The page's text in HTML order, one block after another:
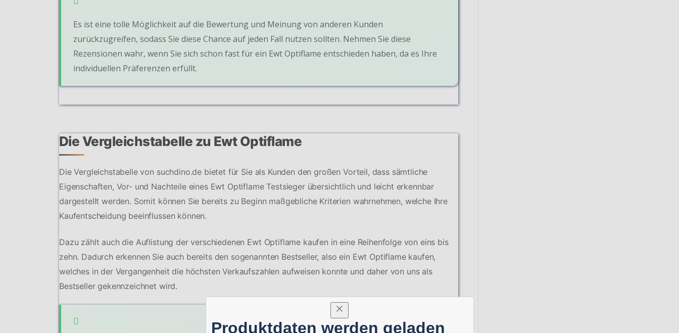
Produktdaten werden geladen
Es ist eine tolle Möglichkeit auf die Bewertung und Meinung von anderen Kunden
zurückzugreifen, sodass Sie diese Chance auf jeden Fall nutzen sollten. Nehmen Sie diese
Rezensionen wahr, wenn Sie sich schon fast für ein Ewt Optiflame entschieden haben, da es Ihre
individuellen Präferenzen erfüllt.
Die Vergleichstabelle zu Ewt Optiflame
Die Vergleichstabelle von suchdino.de bietet für Sie als Kunden den großen Vorteil, dass sämtliche
Eigenschaften, Vor- und Nachteile eines Ewt Optiflame Testsieger übersichtlich und leicht erkennbar
dargestellt werden. Somit können Sie bereits zu Beginn maßgebliche Kriterien wahrnehmen, welche Ihre
Kaufentscheidung beeinflussen können.
Dazu zählt auch die Auflistung der verschiedenen Ewt Optiflame kaufen in eine Reihenfolge von eins bis
zehn. Dadurch erkennen Sie auch bereits den sogenannten Bestseller, also ein Ewt Optiflame kaufen,
welches in der Vergangenheit die höchsten Verkaufszahlen aufweisen konnte und daher von uns als
Bestseller gekennzeichnet wird.